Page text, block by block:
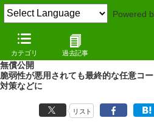
Powered
カテゴリ 過去記事
NEWS（12/05/18 14:26）
アプリケーションの脆弱性を緩和する
無償公開
脆弱性が悪用されても最終的な任意コ
対策などに
リスト